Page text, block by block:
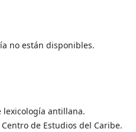
no están disponibles.
lexicología antillana.
de Estudios del Caribe.